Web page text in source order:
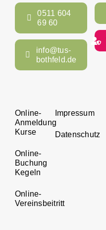
0511 604
69 60
info@tus-
bothfeld.de
Online-
Anmeldung
Kurse
Online-
Buchung
Kegeln
Online-
Vereinsbeitritt
Impressum
Datenschutz